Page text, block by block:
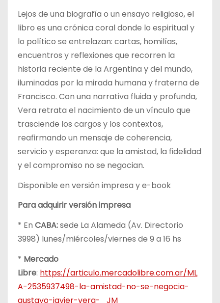
Lejos de una biografía o un ensayo religioso, el
libro es una crónica coral donde lo espiritual y
lo político se entrelazan: cartas, homilías,
encuentros y reflexiones que recorren la
historia reciente de la Argentina y del mundo,
iluminadas por la mirada humana y fraterna de
Francisco. Con una narrativa fluida y profunda,
Vera retrata el nacimiento de un vínculo que
trasciende los cargos y los contextos,
reafirmando un mensaje de coherencia,
servicio y esperanza: que la amistad, la fidelidad
y el compromiso no se negocian.
Disponible en versión impresa y e-book
Para adquirir versión impresa
* En CABA:sede La Alameda (Av. Directorio
3998) lunes/miércoles/viernes de 9 a 16 hs
* Mercado
Libre: https://articulo.mercadolibre.com.ar/ML
A-2535937498-la-amistad-no-se-negocia-
gustavo-javier-vera-_JM